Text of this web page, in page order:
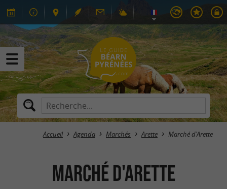
Accueil Agenda Marchés Arette Marché d'Arette
Marché d'Arette